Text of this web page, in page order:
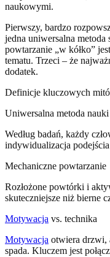
naukowymi.
Pierwszy, bardzo
jedna uniwersalna
powtarzanie „w kółko”
tematu. Trzeci – że
dodatek.
Definicje kluczowych
Uniwersalna metoda nauki
Według badań, każdy
indywidualizacja
Mechaniczne powtarzanie
Rozłożone powtórki i
skuteczniejsze niż bierne
Motywacja vs. technika
Motywacja otwiera drzwi,
spada. Kluczem jest